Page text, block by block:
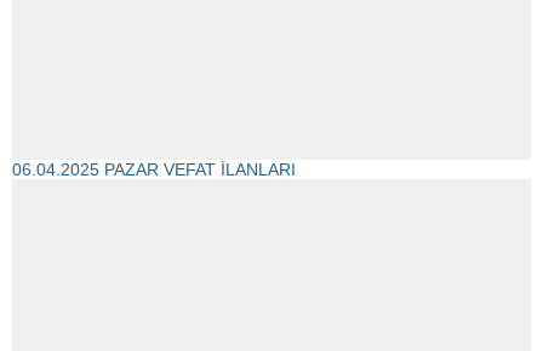
06.04.2025 PAZAR VEFAT İLANLARI